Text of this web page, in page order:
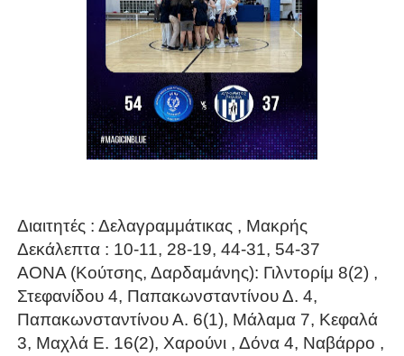
Διαιτητές : Δελαγραμμάτικας , Μακρής
Δεκάλεπτα : 10-11, 28-19, 44-31, 54-37
ΑΟΝΑ (Κούτσης, Δαρδαμάνης): Γιλντορίμ 8(2) ,
Στεφανίδου 4, Παπακωνσταντίνου Δ. 4,
Παπακωνσταντίνου Α. 6(1), Μάλαμα 7, Κεφαλά
3, Μαχλά Ε. 16(2), Χαρούνι , Δόνα 4, Ναβάρρο ,